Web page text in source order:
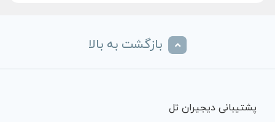
بازگشت به بالا
پشتیبانی دیجیران تل